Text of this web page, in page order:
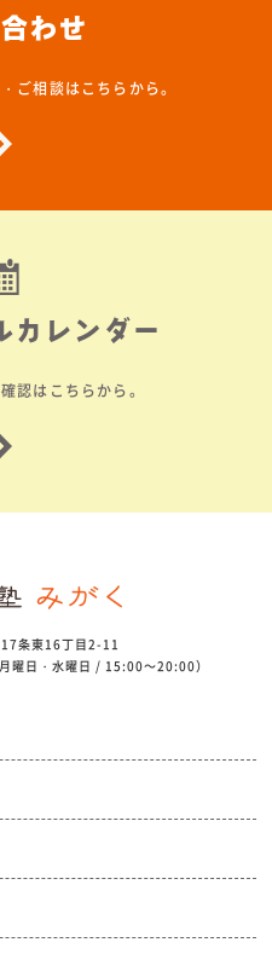
わせ
ご相談はこちらから。
カレンダー
認はこちらから。
条東16丁目2-11
日・水曜日 / 15:00～20:00）